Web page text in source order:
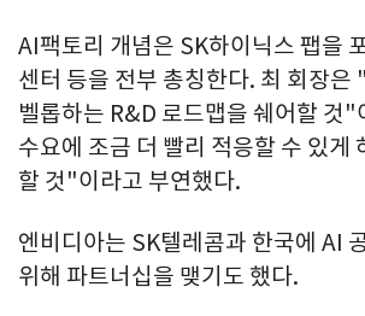
AI팩토리 개념은 SK하이닉스 팹을
센터 등을 전부 총칭한다. 최 회장은
벨롭하는 R&D 로드맵을 쉐어할 것
수요에 조금 더 빨리 적응할 수 있게
할 것"이라고 부연했다.
엔비디아는 SK텔레콤과 한국에 AI
위해 파트너십을 맺기도 했다.